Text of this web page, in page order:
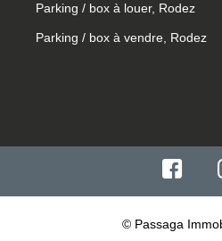
Parking / box à louer, Rodez
Parking / box à vendre, Rodez
© Passaga